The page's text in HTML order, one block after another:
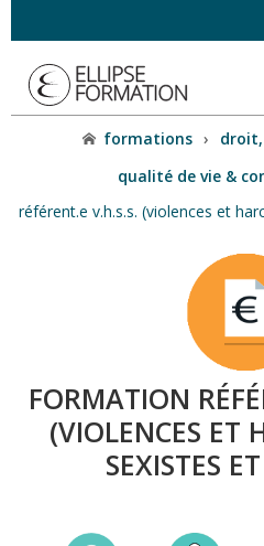
formations ›
qualité de vie &
référent.e v.h.s.s. (violences et
FORMATION
(VIOLENCES ET
SEXISTES